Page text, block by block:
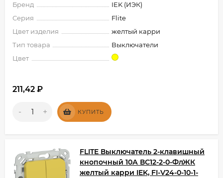
Бренд
IEK (ИЭК)
Серия
Flite
Цвет изделия
желтый карри
Тип товара
Выключатели
Цвет
211,42 ₽
- + КУПИТЬ
FLITE Выключатель 2-клавишный
кнопочный 10А ВС12-2-0-ФлЖК
желтый карри IEK, FI-V24-0-10-1-